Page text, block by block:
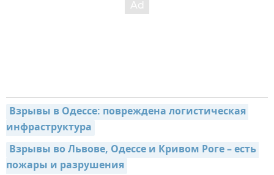
Взрывы в Одессе: повреждена логистическая
инфраструктура
Взрывы во Львове, Одессе и Кривом Роге – есть
пожары и разрушения